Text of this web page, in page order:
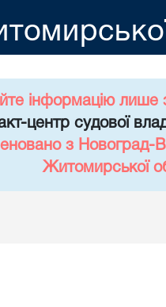
інформацію лише
центр судової
з Новоград-
Житомирської